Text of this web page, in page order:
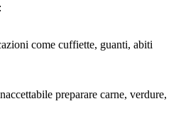
come cuffiette, guanti, abiti
preparare carne, verdure,